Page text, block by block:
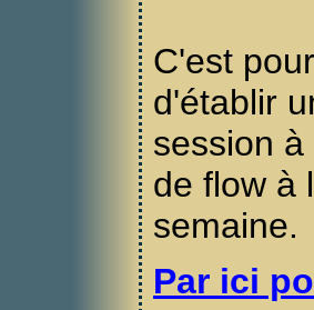
C'est
d'établir
session
de flow à
semaine.
Par ici